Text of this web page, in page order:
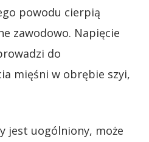
powodu cierpią
zawodowo. Napięcie
do
mięśni w obrębie szyi,
jest uogólniony, może